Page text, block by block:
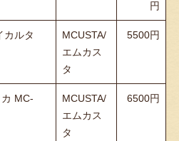
カルタ
MCUSTA/
エムカス
タ
5500
MC-
MCUSTA/
エムカス
タ
6500